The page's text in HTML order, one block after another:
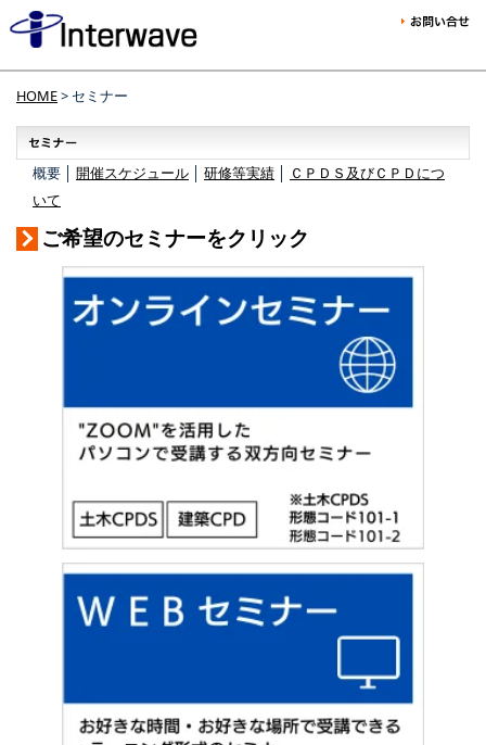
HOME> セミナー
概要 │ 開催スケジュール 研修等実績
ＣＰＤＳ及びＣＰＤにつ
いて
ご希望のセミナーをクリック